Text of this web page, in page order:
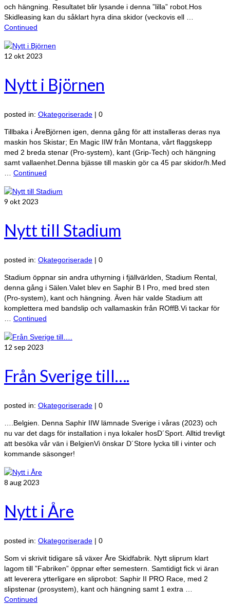
och hängning. Resultatet blir lysande i denna ”lilla” robot.Hos
Skidleasing kan du såklart hyra dina skidor (veckovis ell …
Continued
12 okt 2023
Nytt i Björnen
posted in: Okategoriserade | 0
Tillbaka i ÅreBjörnen igen, denna gång för att installeras deras nya
maskin hos Skistar; En Magic IIW från Montana, vårt flaggskepp
med 2 breda stenar (Pro-system), kant (Grip-Tech) och hängning
samt vallaenhet.Denna bjässe till maskin gör ca 45 par skidor/h.Med
Continued
9 okt 2023
Nytt till Stadium
posted in: Okategoriserade | 0
Stadium öppnar sin andra uthyrning i fjällvärlden, Stadium Rental,
denna gång i Sälen.Valet blev en Saphir B I Pro, med bred sten
(Pro-system), kant och hängning. Även här valde Stadium att
komplettera med bandslip och vallamaskin från ROffB.Vi tackar för
Continued
12 sep 2023
Från Sverige till….
posted in: Okategoriserade | 0
….Belgien. Denna Saphir IIW lämnade Sverige i våras (2023) och
nu var det dags för installation i nya lokaler hosD´Sport. Alltid trevligt
att besöka vår vän i BelgienVi önskar D´Store lycka till i vinter och
kommande säsonger!
8 aug 2023
Nytt i Åre
posted in: Okategoriserade | 0
Som vi skrivit tidigare så växer Åre Skidfabrik. Nytt sliprum klart
lagom till ”Fabriken” öppnar efter semestern. Samtidigt fick vi äran
att leverera ytterligare en sliprobot: Saphir II PRO Race, med 2
slipstenar (prosystem), kant och hängning samt 1 extra …
Continued